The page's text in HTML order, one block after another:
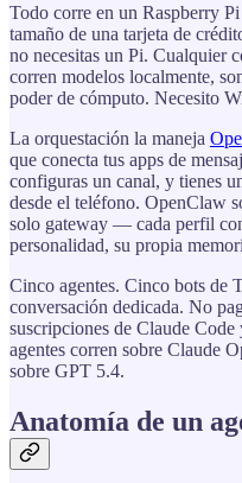
Todo corre en un Raspberry
tamaño de una tarjeta de
no necesitas un Pi. Cualquier
corren modelos localmente,
poder de cómputo. Necesito
La orquestación la maneja
que conecta tus apps de
configuras un canal, y tienes
desde el teléfono. OpenClaw
solo gateway — cada perfil
personalidad, su propia
Cinco agentes. Cinco bots de
conversación dedicada. No
suscripciones de Claude
agentes corren sobre Claude
sobre GPT 5.4.
Anatomía de un